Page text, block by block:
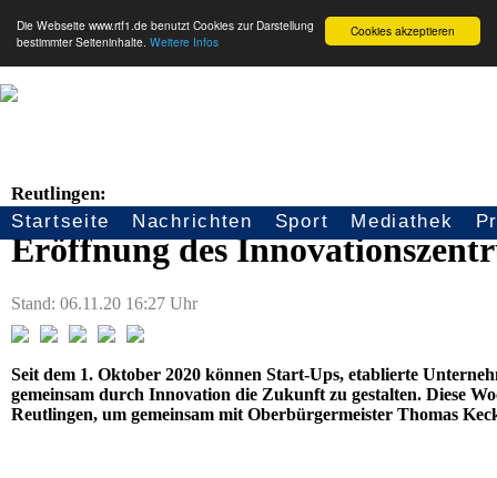
Cookies akzeptieren
Die Webseite www.rtf1.de benutzt Cookies zur Darstellung
bestimmter Seiteninhalte. Weitere Infos
Seitennavigation
Startseite Nachrichten Sport Mediathek
Reutlingen:
Eröffnung des
Stand: 06.11.20 16:27 Uhr
Seit dem 1. Oktober 2020 können Start-Ups, etablierte
gemeinsam durch Innovation die Zukunft zu gestalten. Diese
Reutlingen, um gemeinsam mit Oberbürgermeister Thomas